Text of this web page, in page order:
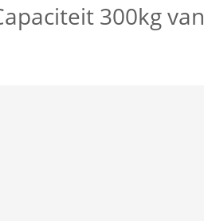
300kg van